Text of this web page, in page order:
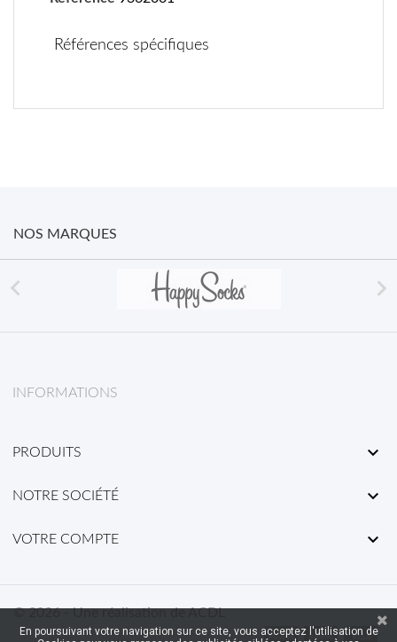
Références spécifiques
NOS MARQUES
 
INFORMATIONS
PRODUITS 
NOTRE SOCIÉTÉ 
VOTRE COMPTE 
© 2026 - Une réalisation de ACDL
En poursuivant votre navigation sur ce site, vous acceptez l'utilisation de